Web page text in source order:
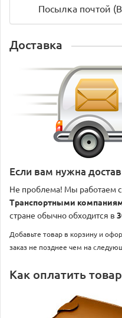
Посылка почтой
Доставка
Если вам нужна
Не проблема! Мы работаем с
Транспортными
стране обычно обходится в
Добавьте товар в корзину и
заказ не позднее чем на
Как оплатить